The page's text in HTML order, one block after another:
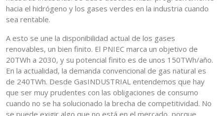
hacia el hidrógeno y los gases verdes en la industria cuando
sea rentable.
A esto se une la disponibilidad actual de los gases
renovables, un bien finito. El PNIEC marca un objetivo de
20TWh a 2030, y su potencial finito es de unos 150TWh/año.
En la actualidad, la demanda convencional de gas natural es
de 240TWh. Desde GasINDUSTRIAL entendemos que hay
que ser muy prudentes con las obligaciones de consumo
cuando no se ha solucionado la brecha de competitividad. No